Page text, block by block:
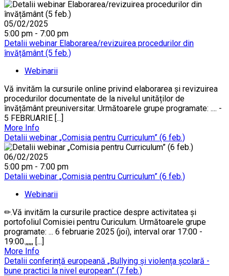
05/02/2025
5:00 pm - 7:00 pm
Detalii webinar Elaborarea/revizuirea procedurilor din
învățământ (5 feb.)
Webinarii
Vă invităm la cursurile online privind elaborarea și revizuirea
procedurilor documentate de la nivelul unităților de
învățământ preuniversitar. Următoarele grupe programate: .... -
5 FEBRUARIE [...]
More Info
Detalii webinar „Comisia pentru Curriculum” (6 feb.)
06/02/2025
5:00 pm - 7:00 pm
Detalii webinar „Comisia pentru Curriculum” (6 feb.)
Webinarii
✏.Vă invităm la cursurile practice despre activitatea și
portofoliul Comisiei pentru Curiculum. Următoarele grupe
programate: ... 6 februarie 2025 (joi), interval orar 17:00 -
19:00.,,,,, [...]
More Info
Detalii conferință europeană „Bullying și violența școlară -
bune practici la nivel european” (7 feb.)